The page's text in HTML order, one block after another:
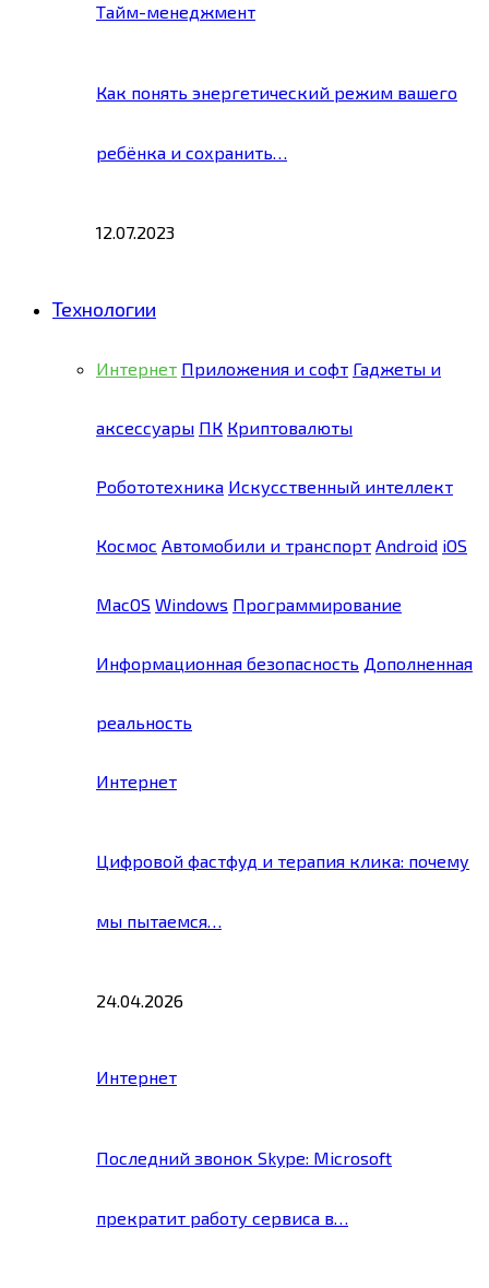
Тайм-менеджмент
Как понять энергетический режим вашего
ребёнка и сохранить…
12.07.2023
Технологии
Интернет Приложения и софт Гаджеты и
аксессуары ПК Криптовалюты
Робототехника Искусственный интеллект
Космос Автомобили и транспорт Android iOS
MacOS Windows Программирование
Информационная безопасность Дополненная
реальность
Интернет
Цифровой фастфуд и терапия клика: почему
мы пытаемся…
24.04.2026
Интернет
Последний звонок Skype: Microsoft
прекратит работу сервиса в…